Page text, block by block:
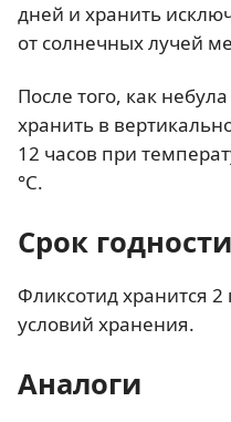
дней и хранить
от солнечных лучей
После того, как
хранить в
12 часов при
°C.
Срок годности
Фликсотид хранится
условий хранения.
Аналоги